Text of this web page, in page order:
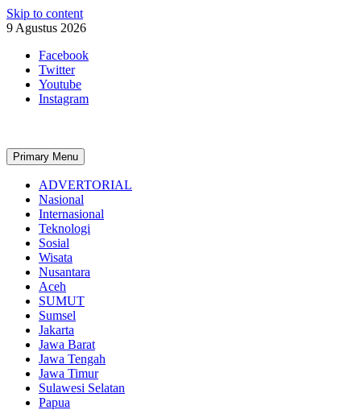
Skip to content
9 Agustus 2026
Facebook
Twitter
Youtube
Instagram
Primary Menu
ADVERTORIAL
Nasional
Internasional
Teknologi
Sosial
Wisata
Nusantara
Aceh
SUMUT
Sumsel
Jakarta
Jawa Barat
Jawa Tengah
Jawa Timur
Sulawesi Selatan
Papua